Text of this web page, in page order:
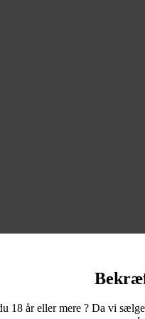
18 år eller mere ? Da vi